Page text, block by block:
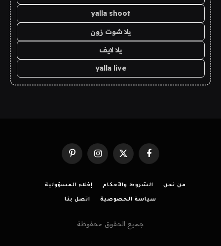
yalla shoot
يلا شوت زون
يلا لايف
yalla live
فيسبوك X
(Twitter)
الانستغرامبينتيريست
من نحن الشروط والأحكام إخلاء المسؤولية
سياسة الخصوصية اتصل بنا
جميع الحقوق محفوظة